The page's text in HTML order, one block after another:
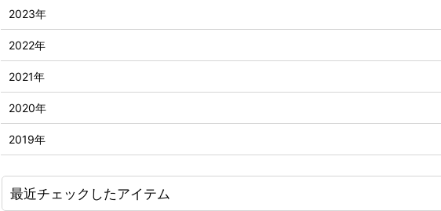
2023年
2022年
2021年
2020年
2019年
最近チェックしたアイテム